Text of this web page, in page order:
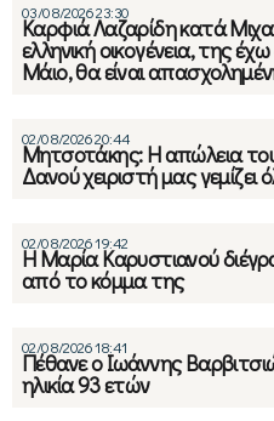
03/08/2026 23:30
Καρφιά Λαζαρίδη κατά
ελληνική οικογένεια, της
Μάιο, θα είναι
02/08/2026 20:44
Μητσοτάκης: Η απώλεια
Δανού χειριστή μας γεμίζει
02/08/2026 19:42
Η Μαρία Καρυστιανού
από το κόμμα της
02/08/2026 18:41
Πέθανε ο Ιωάννης
ηλικία 93 ετών